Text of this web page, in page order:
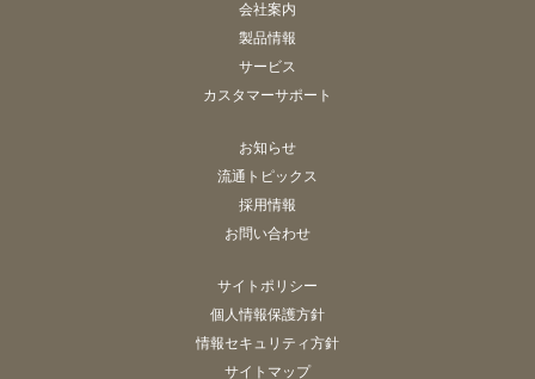
会社案内
製品情報
サービス
カスタマーサポート
お知らせ
流通トピックス
採用情報
お問い合わせ
サイトポリシー
個人情報保護方針
情報セキュリティ方針
サイトマップ